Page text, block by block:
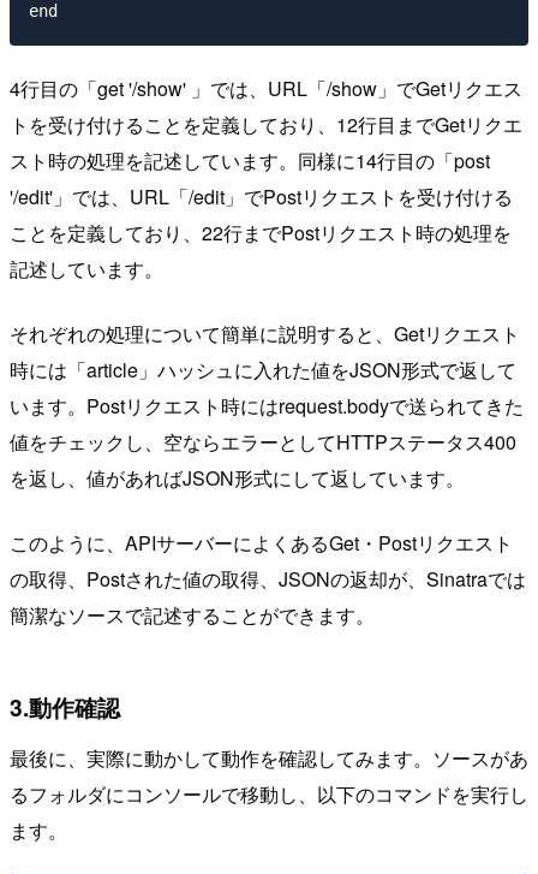
4行目の「get '/show' 」では、URL「/show」でGetリクエス
トを受け付けることを定義しており、12行目までGetリクエ
スト時の処理を記述しています。同様に14行目の「post
'/edit'」では、URL「/edit」でPostリクエストを受け付ける
ことを定義しており、22行までPostリクエスト時の処理を
記述しています。
それぞれの処理について簡単に説明すると、Getリクエスト
時には「article」ハッシュに入れた値をJSON形式で返して
います。Postリクエスト時にはrequest.bodyで送られてきた
値をチェックし、空ならエラーとしてHTTPステータス400
を返し、値があればJSON形式にして返しています。
このように、APIサーバーによくあるGet・Postリクエスト
の取得、Postされた値の取得、JSONの返却が、Sinatraでは
簡潔なソースで記述することができます。
3.動作確認
最後に、実際に動かして動作を確認してみます。ソースがあ
るフォルダにコンソールで移動し、以下のコマンドを実行し
ます。